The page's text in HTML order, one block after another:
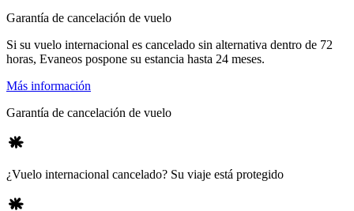
Garantía de cancelación de vuelo
Si su vuelo internacional es cancelado sin alternativa dentro de 72
horas, Evaneos pospone su estancia hasta 24 meses.
Más información
Garantía de cancelación de vuelo
¿Vuelo internacional cancelado? Su viaje está protegido